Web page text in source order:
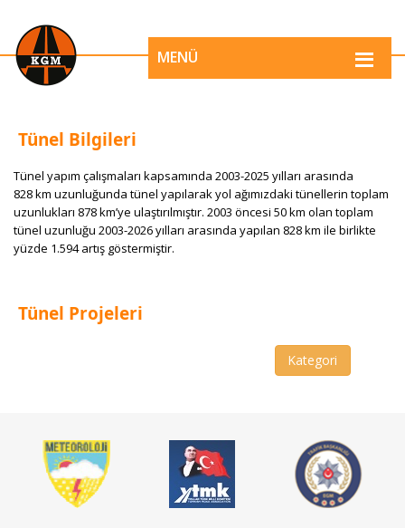
MENÜ
Tünel Bilgileri
​Tünel yapım çalışmaları kapsamın​​da 2003-2025 yılları arasında
828 km uzunluğunda tünel yapılarak yol ağımızdaki tünellerin toplam
uzunlukları 878 km’ye ulaştırılmıştır.​​​ 2003 öncesi 50 km olan toplam
tünel uzunluğu 2003-2026 yılları arasında ​yapılan 828 km ile birlikte
yüzde 1.594 artış göstermiştir.
Tünel Projeleri
Kategori